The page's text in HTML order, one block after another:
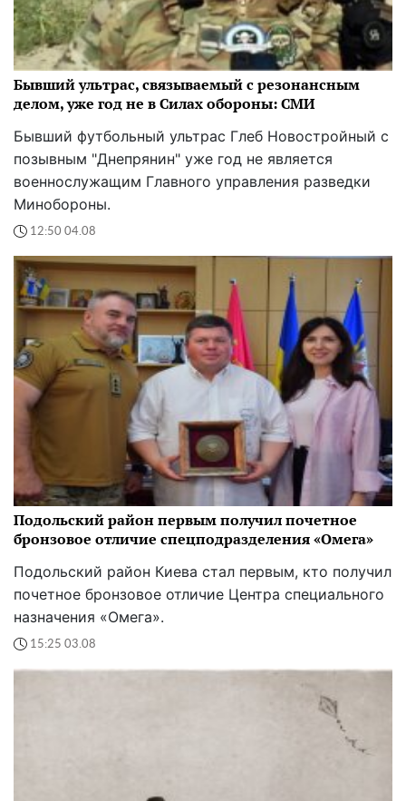
Бывший ультрас, связываемый с резонансным
делом, уже год не в Силах обороны: СМИ
Бывший футбольный ультрас Глеб Новостройный с
позывным "Днепрянин" уже год не является
военнослужащим Главного управления разведки
Минобороны.
12:50 04.08
Подольский район первым получил почетное
бронзовое отличие спецподразделения «Омега»
Подольский район Киева стал первым, кто получил
почетное бронзовое отличие Центра специального
назначения «Омега».
15:25 03.08